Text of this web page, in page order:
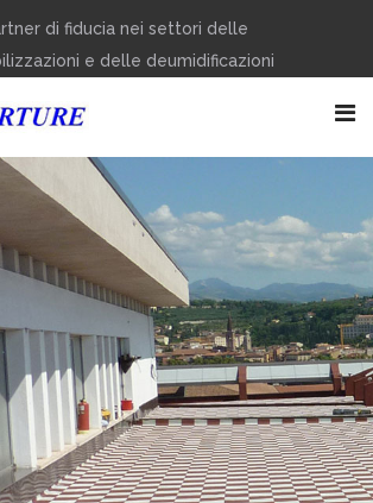
di fiducia nei settori delle
e delle deumidificazioni